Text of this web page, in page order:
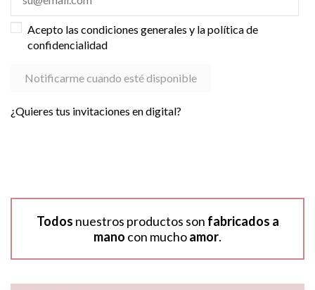
Acepto las condiciones generales y la política de
confidencialidad
¿Quieres tus invitaciones en digital?
Todos nuestros productos son fabricados a
mano con muchoamor.